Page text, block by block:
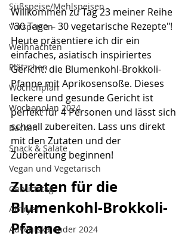
Süßspeise/Mehlspeisen
Vorspeisen
Weihnachten
Plätzchen
Wochenplan
Wochenplan 2024
Backen
Snack & Salate
Vegan und Vegetarisch
Geburtstag
Airfryer
Adventskalender 2024
Willkommen zu Tag 23 meiner Reihe
"30 Tage – 30 vegetarische Rezepte"!
Heute präsentiere ich dir ein
einfaches, asiatisch inspiriertes
Gericht: die Blumenkohl-Brokkoli-
Pfanne mit Aprikosensoße. Dieses
leckere und gesunde Gericht ist
perfekt für 4 Personen und lässt sich
schnell zubereiten. Lass uns direkt
mit den Zutaten und der
Zubereitung beginnen!
Zutaten für die
Blumenkohl-Brokkoli-
Pfanne